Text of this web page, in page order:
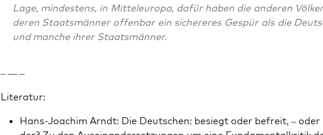
Lage, min­destens, in Mit­teleu­ropa, dafür haben die anderen
deren Staatsmän­ner offen­bar ein sicher­eres Gespür als die
und manche ihrer Staatsmän­ner.
– — –
Lit­er­atur:
Hans-Joachim Arndt: Die Deutschen: besiegt oder befre­it, –